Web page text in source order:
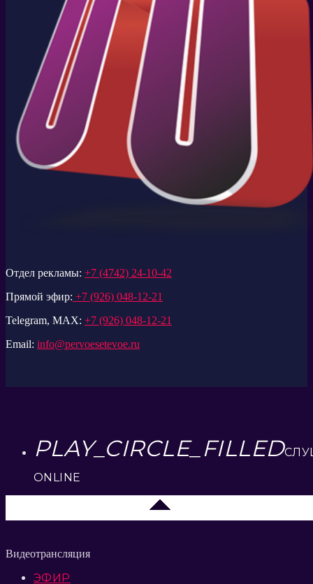
Отдел рекламы: +7 (4742) 24-10-42
Прямой эфир: +7 (926) 048-12-21
Telegram, MAX: +7 (926) 048-12-21
Email: info@pervoesetevoe.ru
PLAY_CIRCLE_FILLED
ONLINE
Видеотрансляция
ЭФИР